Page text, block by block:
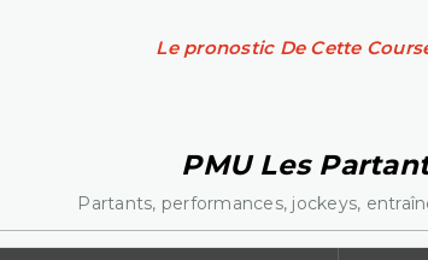
Le pronostic De Cette
PMU Les
Partants, performances, jockeys,